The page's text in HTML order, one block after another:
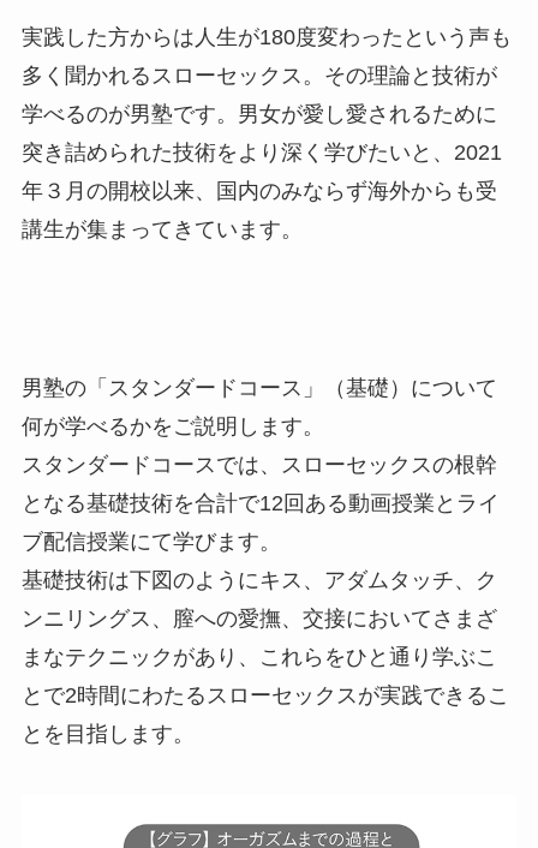
実践した方からは人生が180度変わったという声も
多く聞かれるスローセックス。その理論と技術が
学べるのが男塾です。男女が愛し愛されるために
突き詰められた技術をより深く学びたいと、2021
年３月の開校以来、国内のみならず海外からも受
講生が集まってきています。
男塾の「スタンダードコース」（基礎）について
何が学べるかをご説明します。
スタンダードコースでは、スローセックスの根幹
となる基礎技術を合計で12回ある動画授業とライ
ブ配信授業にて学びます。
基礎技術は下図のようにキス、アダムタッチ、ク
ンニリングス、膣への愛撫、交接においてさまざ
まなテクニックがあり、これらをひと通り学ぶこ
とで2時間にわたるスローセックスが実践できるこ
とを目指します。